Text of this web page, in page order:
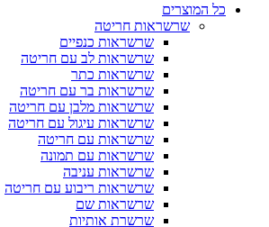
כל המוצרים
שרשראות חריטה
שרשראות כנפיים
שרשראות לב עם חריטה
שרשראות כתר
שרשראות בר עם חריטה
שרשראות מלבן עם חריטה
שרשראות עיגול עם חריטה
שרשראות עם חריטה
שרשראות עם תמונה
שרשראות עניבה
שרשראות ריבוע עם חריטה
שרשראות שם
שרשרת אותיות